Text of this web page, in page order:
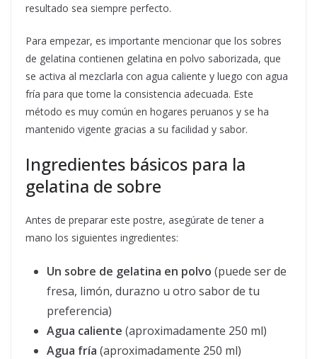
resultado sea siempre perfecto.
Para empezar, es importante mencionar que los sobres
de gelatina contienen gelatina en polvo saborizada, que
se activa al mezclarla con agua caliente y luego con agua
fría para que tome la consistencia adecuada. Este
método es muy común en hogares peruanos y se ha
mantenido vigente gracias a su facilidad y sabor.
Ingredientes básicos para la
gelatina de sobre
Antes de preparar este postre, asegúrate de tener a
mano los siguientes ingredientes:
Un sobre de gelatina en polvo (puede ser de
fresa, limón, durazno u otro sabor de tu
preferencia)
Agua caliente (aproximadamente 250 ml)
Agua fría (aproximadamente 250 ml)